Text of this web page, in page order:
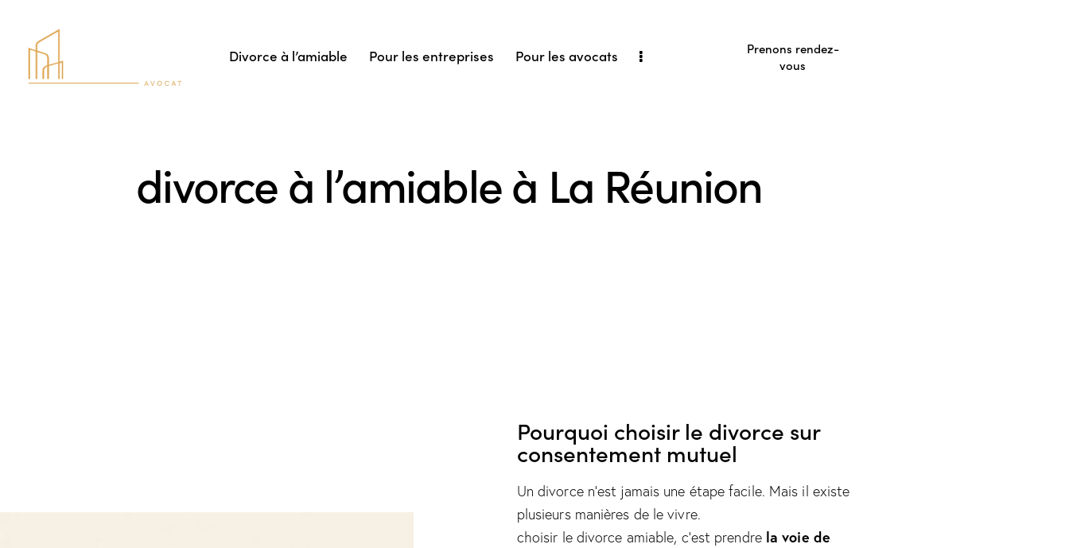
Divorce à l’amiable Pour les entreprises Pour les avocats
Prenons rendez-
vous
divorce à l’amiable à La Réunion
Pourquoi choisir le divorce sur
consentement mutuel
Un divorce n’est jamais une étape facile. Mais il existe
plusieurs manières de le vivre.
choisir le divorce amiable, c’est prendre la voie de